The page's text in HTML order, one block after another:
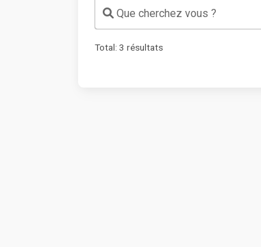
Que cherchez vous ?
Total: 3 résultats